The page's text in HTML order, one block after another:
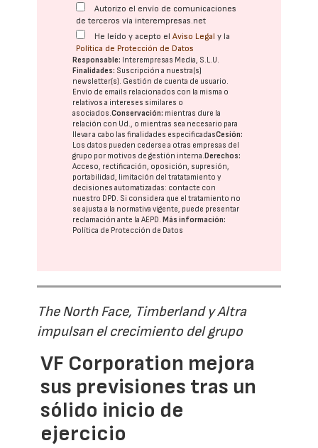
Autorizo el envío de comunicaciones
de terceros vía interempresas.net
He leído y acepto elAviso Legal y la
Política de Protección de Datos
Responsable: Interempresas Media, S.L.U.
Finalidades: Suscripción a nuestra(s)
newsletter(s). Gestión de cuenta de usuario.
Envío de emails relacionados con la misma o
relativos a intereses similares o
asociados.Conservación: mientras dure la
relación con Ud., o mientras sea necesario para
llevar a cabo las finalidades especificadasCesión:
Los datos pueden cederse a otras empresas del
grupo por motivos de gestión interna.Derechos:
Acceso, rectificación, oposición, supresión,
portabilidad, limitación del tratatamiento y
decisiones automatizadas: contacte con
nuestro DPD. Si considera que el tratamiento no
se ajusta a la normativa vigente, puede presentar
reclamación ante laAEPD.Más información:
Política de Protección de Datos
The North Face, Timberland y Altra
impulsan el crecimiento del grupo
VF Corporation mejora
sus previsiones tras un
sólido inicio de
ejercicio